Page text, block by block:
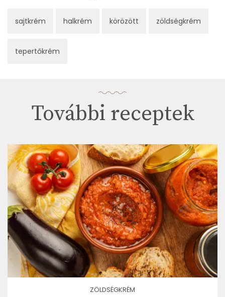
sajtkrém halkrém körözött zöldségkrém
tepertőkrém
További receptek
ZÖLDSÉGKRÉM